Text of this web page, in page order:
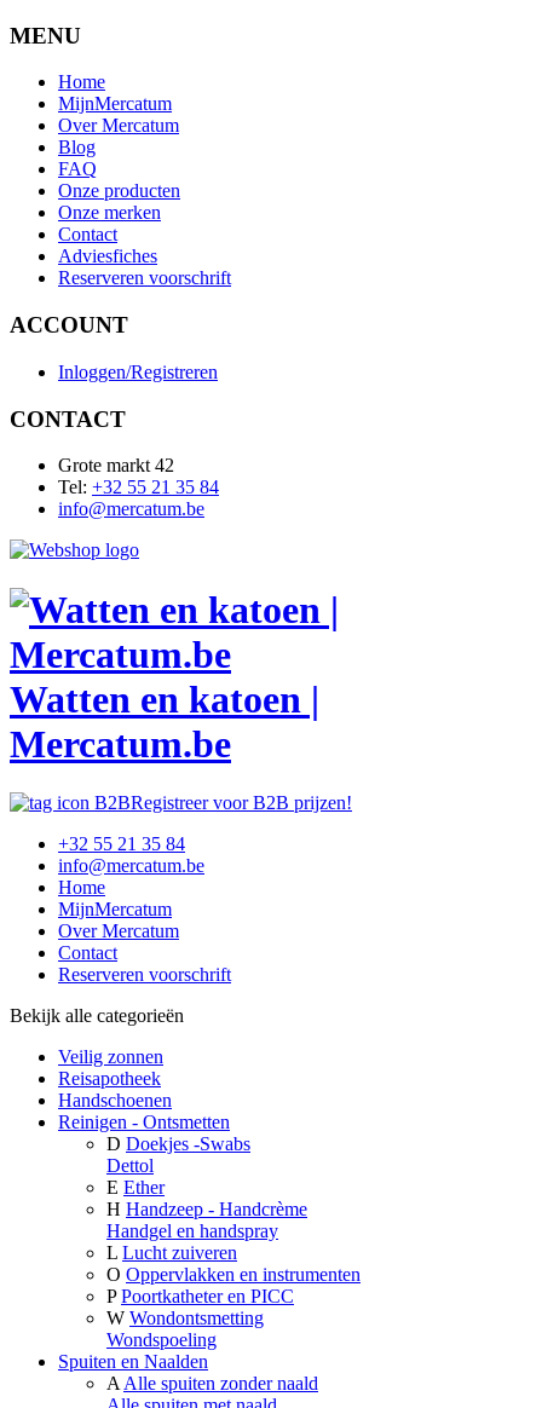
MENU
Home
MijnMercatum
Over Mercatum
Blog
FAQ
Onze producten
Onze merken
Contact
Adviesfiches
Reserveren voorschrift
ACCOUNT
Inloggen/Registreren
CONTACT
Grote markt 42
Tel: +32 55 21 35 84
info@mercatum.be
Watten en katoen |
Mercatum.be
Registreer voor B2B prijzen!
+32 55 21 35 84
info@mercatum.be
Home
MijnMercatum
Over Mercatum
Contact
Reserveren voorschrift
Bekijk alle categorieën
Veilig zonnen
Reisapotheek
Handschoenen
Reinigen - Ontsmetten
D Doekjes -Swabs
Dettol
E Ether
H Handzeep - Handcrème
Handgel en handspray
L Lucht zuiveren
O Oppervlakken en instrumenten
P Poortkatheter en PICC
W Wondontsmetting
Wondspoeling
Spuiten en Naalden
A Alle spuiten zonder naald